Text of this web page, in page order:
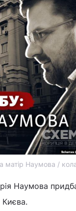
матір Наумова /
Наумова
Києва.